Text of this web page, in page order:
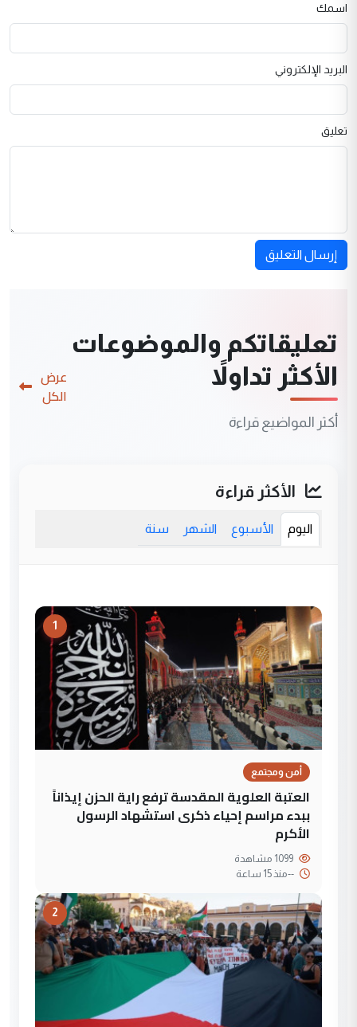
اسمك
البريد الإلكتروني
تعليق
إرسال التعليق
تعليقاتكم والموضوعات
الأكثر تداولاً
أكثر المواضيع قراءة
عرض
الكل
الأكثر قراءة
اليوم الأسبوع الشهر سنة
1
أمن ومجتمع
العتبة العلوية المقدسة ترفع راية الحزن إيذاناً
ببدء مراسم إحياء ذكرى استشهاد الرسول
الأكرم
--منذ 15 ساعة
2